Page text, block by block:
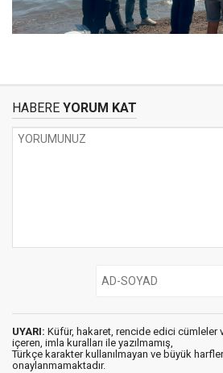
HABERE YORUM KAT
UYARI: Küfür, hakaret, rencide edici cümleler
içeren, imla kuralları ile yazılmamış,
Türkçe karakter kullanılmayan ve büyük
onaylanmamaktadır.